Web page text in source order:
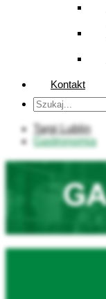
Kontakt
Targi Lublin
Gastronomia